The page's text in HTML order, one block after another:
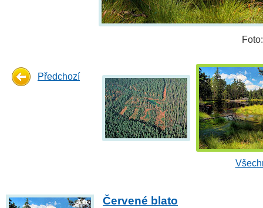
Předchozí
Červené blato